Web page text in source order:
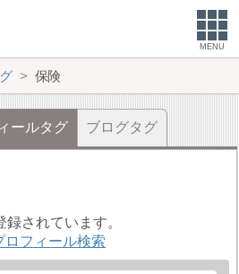
MENU
保険
ールタグ ブログタグ
されています。
ロフィール検索